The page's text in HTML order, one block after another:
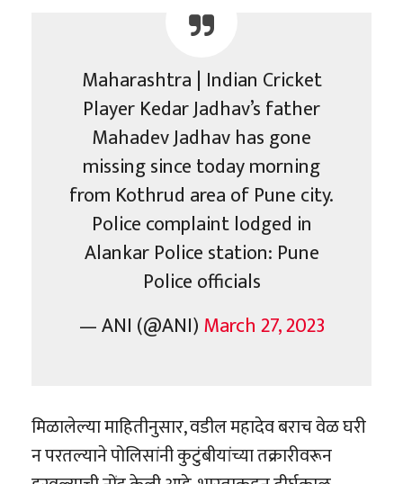
Maharashtra | Indian Cricket
Player Kedar Jadhav’s father
Mahadev Jadhav has gone
missing since today morning
from Kothrud area of Pune city.
Police complaint lodged in
Alankar Police station: Pune
Police officials
— ANI (@ANI)March 27, 2023
मिळालेल्या माहितीनुसार, वडील महादेव बराच वेळ घरी
न परतल्याने पोलिसांनी कुटुंबीयांच्या तक्रारीवरून